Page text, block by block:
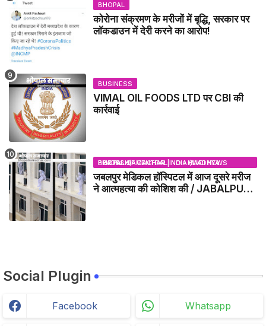
BHOPAL
कोरोना संक्रमण के मरीजों में बृद्धि, सरकार पर
लॉकडाउन में देरी करने का आरोप!
BUSINESS
VIMAL OIL FOODS LTD पर CBI की
कार्रवाई
BHOPAL SAMACHAR | NO 1 HINDI NEWS PORTAL OF CENTRAL INDIA (MADHYA PRADESH)
जबलपुर मेडिकल हॉस्पिटल में आज दूसरे मरीज
ने आत्महत्या की कोशिश की / JABALPUR
Social Plugin
Facebook Whatsapp